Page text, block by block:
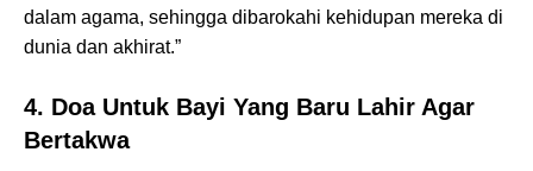
dalam agama, sehingga dibarokahi kehidupan mereka di
dunia dan akhirat.”
4. Doa Untuk Bayi Yang Baru Lahir Agar
Bertakwa